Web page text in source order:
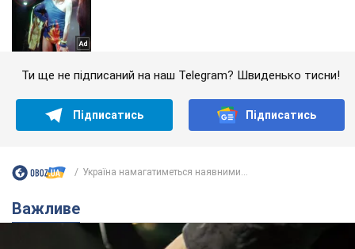
Ти ще не підписаний на наш Telegram? Швиденько тисни!
Підписатись Підписатись
Україна намагатиметься наявними...
Важливе